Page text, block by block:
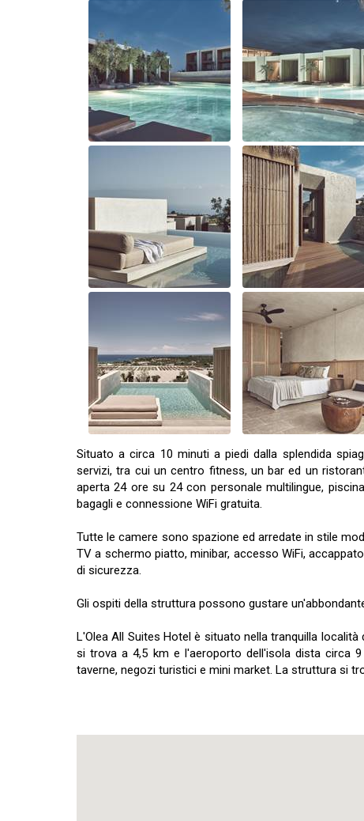
Situato a circa 10 minuti a piedi dalla splendida
servizi, tra cui un centro fitness, un bar ed un
aperta 24 ore su 24 con personale multilingue,
bagagli e connessione WiFi gratuita.
Tutte le camere sono spazione ed arredate in stile
TV a schermo piatto, minibar, accesso WiFi,
di sicurezza.
Gli ospiti della struttura possono gustare
L'Olea All Suites Hotel è situato nella tranquilla
si trova a 4,5 km e l'aeroporto dell'isola dista circa
taverne, negozi turistici e mini market. La struttura si